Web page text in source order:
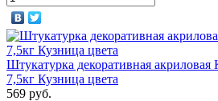
Штукатурка декоративная
7,5кг Кузница цвета
569 руб.